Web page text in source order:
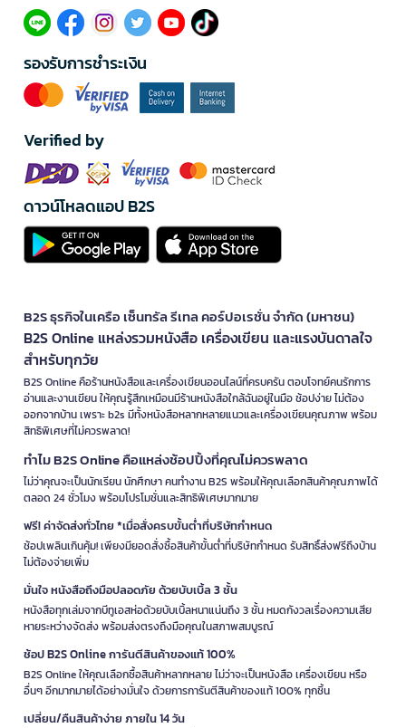
รองรับการชำระเงิน
Verified by
ดาวน์โหลดแอป B2S
B2S ธุรกิจในเครือ เซ็นทรัล รีเทล คอร์ปอเรชั่น จำกัด (มหาชน)
B2S Online แหล่งรวมหนังสือ เครื่องเขียน และแรงบันดาลใจ
สำหรับทุกวัย
B2S Online คือร้านหนังสือและเครื่องเขียนออนไลน์ที่ครบครัน ตอบโจทย์คนรักการ
อ่านและงานเขียน ให้คุณรู้สึกเหมือนมีร้านหนังสือใกล้ฉันอยู่ในมือ ช้อปง่าย ไม่ต้อง
ออกจากบ้าน เพราะ b2s มีทั้งหนังสือหลากหลายแนวและเครื่องเขียนคุณภาพ พร้อม
สิทธิพิเศษที่ไม่ควรพลาด!
ทำไม B2S Online คือแหล่งช้อปปิ้งที่คุณไม่ควรพลาด
ไม่ว่าคุณจะเป็นนักเรียน นักศึกษา คนทำงาน B2S พร้อมให้คุณเลือกสินค้าคุณภาพได้
ตลอด 24 ชั่วโมง พร้อมโปรโมชั่นและสิทธิพิเศษมากมาย
ฟรี! ค่าจัดส่งทั่วไทย *เมื่อสั่งครบขั้นต่ำที่บริษัทกำหนด
ช้อปเพลินเกินคุ้ม! เพียงมียอดสั่งซื้อสินค้าขั้นต่ำที่บริษัทกำหนด รับสิทธิ์ส่งฟรีถึงบ้าน
ไม่ต้องจ่ายเพิ่ม
มั่นใจ หนังสือถึงมือปลอดภัย ด้วยบับเบิ้ล 3 ชั้น
หนังสือทุกเล่มจากบีทูเอสห่อด้วยบับเบิ้ลหนาแน่นถึง 3 ชั้น หมดกังวลเรื่องความเสีย
หายระหว่างจัดส่ง พร้อมส่งตรงถึงมือคุณในสภาพสมบูรณ์
ช้อป B2S Online การันตีสินค้าของแท้ 100%
B2S Online ให้คุณเลือกซื้อสินค้าหลากหลาย ไม่ว่าจะเป็นหนังสือ เครื่องเขียน หรือ
อื่นๆ อีกมากมายได้อย่างมั่นใจ ด้วยการการันตีสินค้าของแท้ 100% ทุกชิ้น
เปลี่ยน/คืนสินค้าง่าย ภายใน 14 วัน